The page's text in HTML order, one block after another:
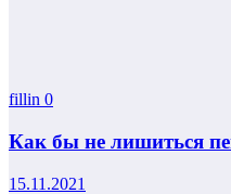
fillin 0
Как бы не лишиться
15.11.2021